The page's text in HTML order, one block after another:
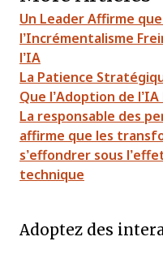
Un Leader Affirme
l’Incrémentalisme
l’IA
La Patience
Que l’Adoption de
La responsable des
affirme que les
s’effondrer sous
technique
Adoptez des